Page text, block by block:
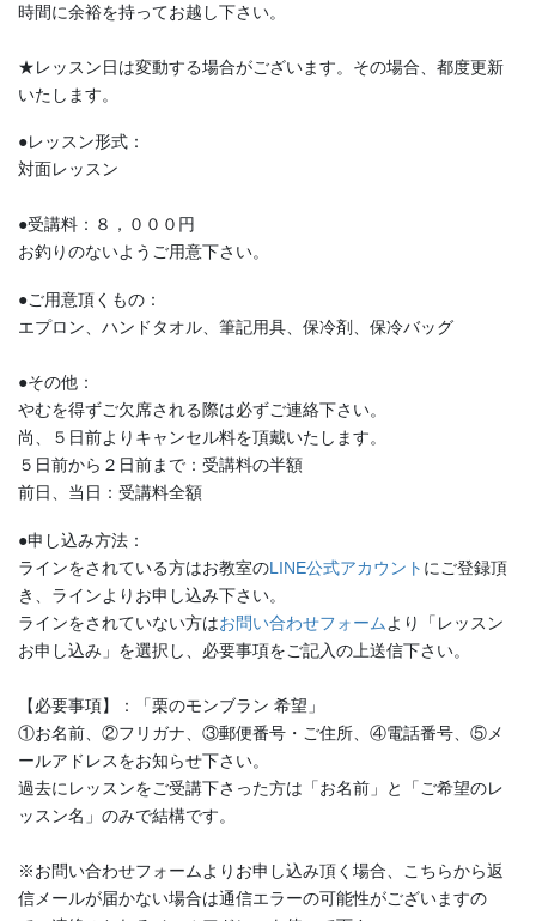
時間に余裕を持ってお越し下さい。
★レッスン日は変動する場合がございます。その場合、都度更新
いたします。
●レッスン形式：
対面レッスン
●受講料：８，０００円
お釣りのないようご用意下さい。
●ご用意頂くもの：
エプロン、ハンドタオル、筆記用具、保冷剤、保冷バッグ
●その他：
やむを得ずご欠席される際は必ずご連絡下さい。
尚、５日前よりキャンセル料を頂戴いたします。
５日前から２日前まで：受講料の半額
前日、当日：受講料全額
●申し込み方法：
ラインをされている方はお教室のLINE公式アカウント にご登録頂
き、ラインよりお申し込み下さい。
ラインをされていない方はお問い合わせフォーム より「レッスン
お申し込み」を選択し、必要事項をご記入の上送信下さい。
【必要事項】：「栗のモンブラン 希望」
①お名前、②フリガナ、③郵便番号・ご住所、④電話番号、⑤メ
ールアドレスをお知らせ下さい。
過去にレッスンをご受講下さった方は「お名前」と「ご希望のレ
ッスン名」のみで結構です。
※お問い合わせフォームよりお申し込み頂く場合、こちらから返
信メールが届かない場合は通信エラーの可能性がございますの